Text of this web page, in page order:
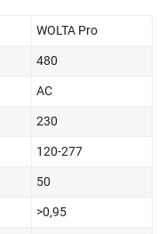
WOLTA Pro
480
AC
230
120-277
50
>0,95